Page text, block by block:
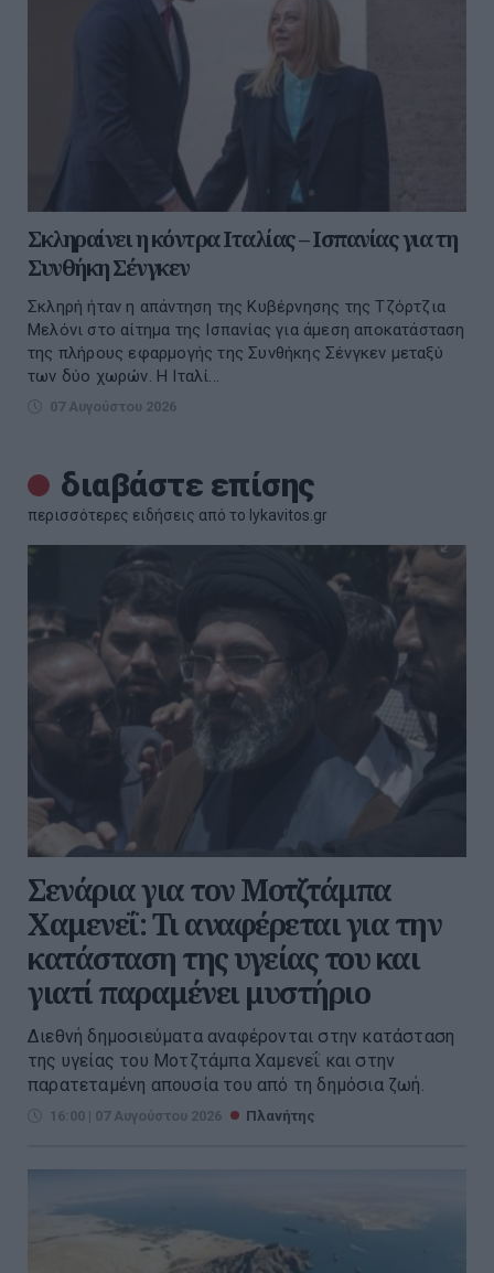
Σκληραίνει η κόντρα Ιταλίας – Ισπανίας για τη
Συνθήκη Σένγκεν
Σκληρή ήταν η απάντηση της Κυβέρνησης της Τζόρτζια
Μελόνι στο αίτημα της Ισπανίας για άμεση αποκατάσταση
της πλήρους εφαρμογής της Συνθήκης Σένγκεν μεταξύ
των δύο χωρών. Η Ιταλί...
07 Αυγούστου 2026
διαβάστε επίσης
περισσότερες ειδήσεις από το lykavitos.gr
Σενάρια για τον Μοτζτάμπα
Χαμενεΐ: Τι αναφέρεται για την
κατάσταση της υγείας του και
γιατί παραμένει μυστήριο
Διεθνή δημοσιεύματα αναφέρονται στην κατάσταση
της υγείας του Μοτζτάμπα Χαμενεΐ και στην
παρατεταμένη απουσία του από τη δημόσια ζωή.
16:00 | 07 Αυγούστου 2026 Πλανήτης